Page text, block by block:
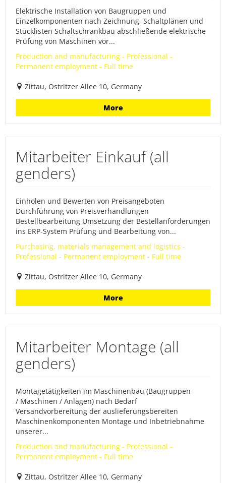
Elektrische Installation von Baugruppen und
Einzelkomponenten nach Zeichnung, Schaltplänen und
Stücklisten Schaltschrankbau abschließende elektrische
Prüfung von Maschinen vor...
Production and manufacturing - Professional -
Permanent employment - Full time
Zittau, Ostritzer Allee 10, Germany
More
Mitarbeiter Einkauf (all
genders)
Einholen und Bewerten von Preisangeboten
Durchführung von Preisverhandlungen
Bestellbearbeitung Umsetzung der Bestellanforderungen
ins ERP-System Prüfung und Bearbeitung von...
Purchasing, materials management and logistics -
Professional - Permanent employment - Full time
Zittau, Ostritzer Allee 10, Germany
More
Mitarbeiter Montage (all
genders)
Montagetätigkeiten im Maschinenbau (Baugruppen
/ Maschinen / Anlagen) nach Bedarf
Versandvorbereitung der auslieferungsbereiten
Maschinenkomponenten Montage und Inbetriebnahme
unserer...
Production and manufacturing - Professional -
Permanent employment - Full time
Zittau, Ostritzer Allee 10, Germany